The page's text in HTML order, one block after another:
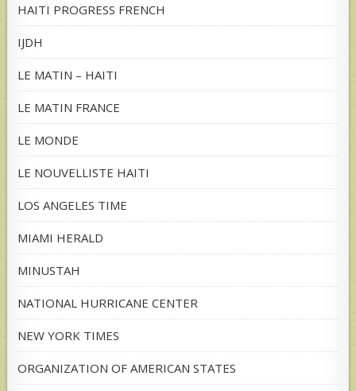
HAITI PROGRESS FRENCH
IJDH
LE MATIN – HAITI
LE MATIN FRANCE
LE MONDE
LE NOUVELLISTE HAITI
LOS ANGELES TIME
MIAMI HERALD
MINUSTAH
NATIONAL HURRICANE CENTER
NEW YORK TIMES
ORGANIZATION OF AMERICAN STATES